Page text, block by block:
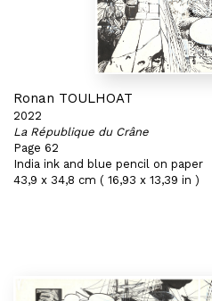
Ronan TOULHOAT
2022
La République du Crâne
Page 62
India ink and blue pencil on paper
43,9 x 34,8 cm ( 16,93 x 13,39 in )